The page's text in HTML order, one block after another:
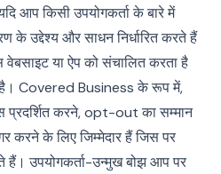
आप किसी उपयोगकर्ता के बारे में
के उद्देश्य और साधन निर्धारित करते हैं
या ऐप को संचालित करता है
है। Covered Business के रूप में,
प्रदर्शित करने, opt-out का सम्मान
करने के लिए जिम्मेदार हैं जिस पर
हैं। उपयोगकर्ता-उन्मुख बोझ आप पर